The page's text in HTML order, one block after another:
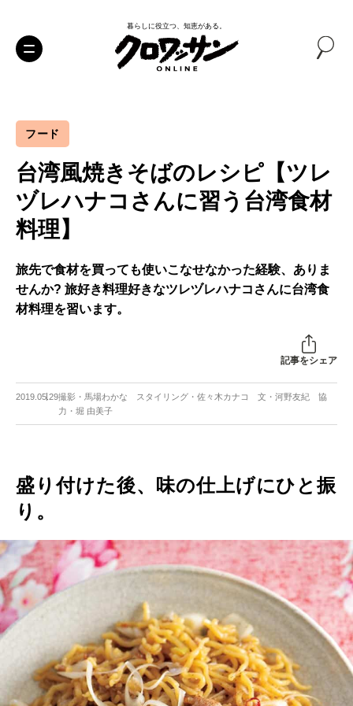
暮らしに役立つ、知恵がある。
フード
台湾風焼きそばのレシピ【ツレ
ヅレハナコさんに習う台湾食材
料理】
旅先で食材を買っても使いこなせなかった経験、ありま
せんか? 旅好き料理好きなツレヅレハナコさんに台湾食
材料理を習います。
記事をシェア
2019.05.29撮影・馬場わかな スタイリング・佐々木カナコ 文・河野友紀 協
力・堀 由美子
盛り付けた後、味の仕上げにひと振
り。